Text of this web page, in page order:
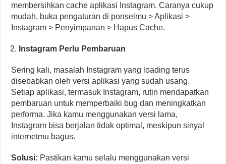
membersihkan cache aplikasi Instagram. Caranya cukup
mudah, buka pengaturan di ponselmu > Aplikasi >
Instagram > Penyimpanan > Hapus Cache.
Instagram Perlu Pembaruan
Sering kali, masalah Instagram yang loading terus
disebabkan oleh versi aplikasi yang sudah usang.
Setiap aplikasi, termasuk Instagram, rutin mendapatkan
pembaruan untuk memperbaiki bug dan meningkatkan
performa. Jika kamu menggunakan versi lama,
Instagram bisa berjalan tidak optimal, meskipun sinyal
internetmu bagus.
Solusi: Pastikan kamu selalu menggunakan versi